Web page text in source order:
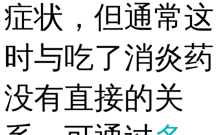
症状，但通常这
时与吃了消炎药
没有直接的关